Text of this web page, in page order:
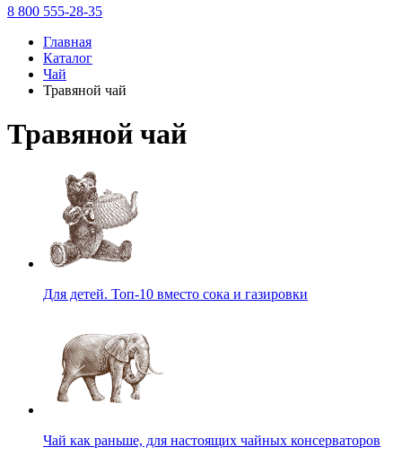
8 800 555-28-35
Главная
Каталог
Чай
Травяной чай
Травяной чай
Для детей. Топ-10 вместо сока и газировки
Чай как раньше, для настоящих чайных консерваторов